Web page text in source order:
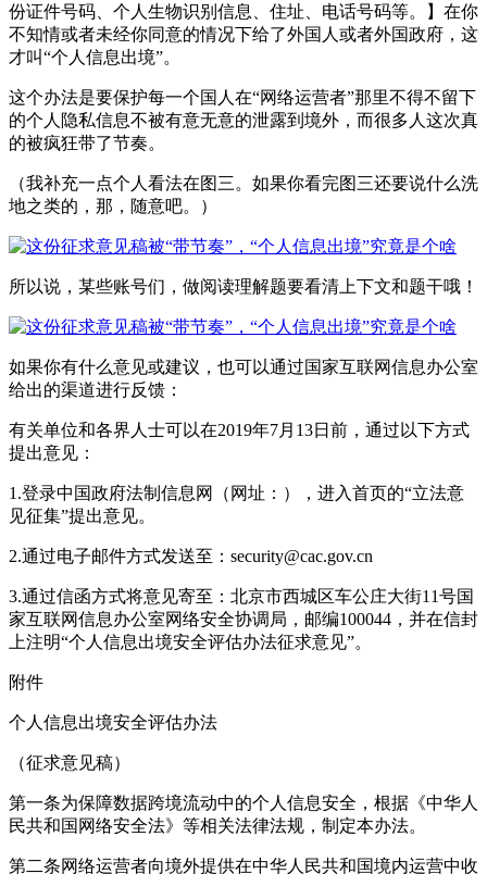
份证件号码、个人生物识别信息、住址、电话号码等。】在你
不知情或者未经你同意的情况下给了外国人或者外国政府，这
才叫“个人信息出境”。
这个办法是要保护每一个国人在“网络运营者”那里不得不留下
的个人隐私信息不被有意无意的泄露到境外，而很多人这次真
的被疯狂带了节奏。
（我补充一点个人看法在图三。如果你看完图三还要说什么洗
地之类的，那，随意吧。）
所以说，某些账号们，做阅读理解题要看清上下文和题干哦！
如果你有什么意见或建议，也可以通过国家互联网信息办公室
给出的渠道进行反馈：
有关单位和各界人士可以在2019年7月13日前，通过以下方式
提出意见：
1.登录中国政府法制信息网（网址：），进入首页的“立法意
见征集”提出意见。
2.通过电子邮件方式发送至：security@cac.gov.cn
3.通过信函方式将意见寄至：北京市西城区车公庄大街11号国
家互联网信息办公室网络安全协调局，邮编100044，并在信封
上注明“个人信息出境安全评估办法征求意见”。
附件
个人信息出境安全评估办法
（征求意见稿）
第一条为保障数据跨境流动中的个人信息安全，根据《中华人
民共和国网络安全法》等相关法律法规，制定本办法。
第二条网络运营者向境外提供在中华人民共和国境内运营中收